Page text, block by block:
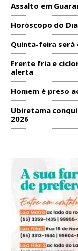
Assalto em
Horóscopo do Dia
Quinta-feira será
Frente fria e
alerta
Homem é preso
Ubiretama
2026